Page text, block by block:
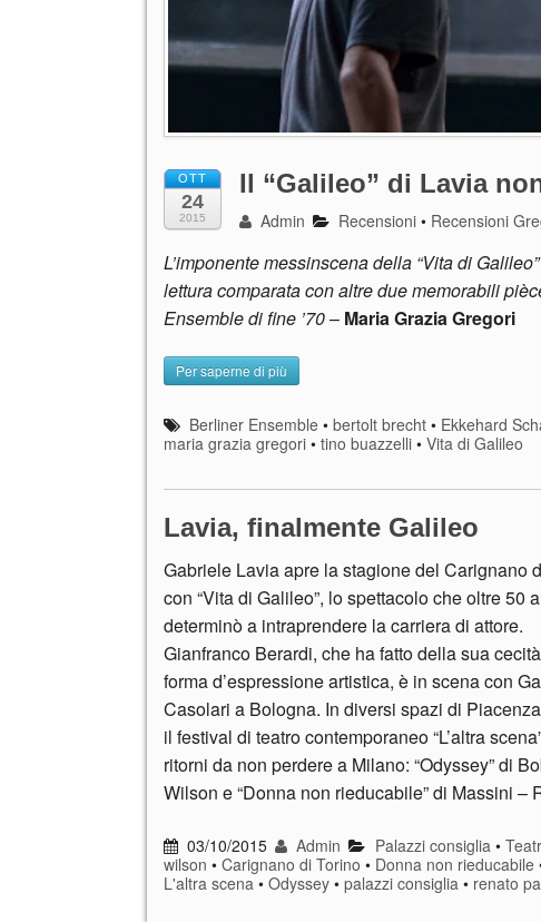
OTT
24
2015
Il “Galileo” di Lavia
Admin Recensioni • Recensioni
L’imponente messinscena della “Vita di
lettura comparata con altre due memorabili
Ensemble di fine ’70– Maria Grazia Gregori
Per saperne di più
Berliner Ensemble •bertolt brecht • Ekkehard
maria grazia gregori • tino buazzelli • Vita di Galileo
Lavia, finalmente Galileo
Gabriele Lavia apre la stagione del Carignano
con “Vita di Galileo”, lo spettacolo che oltre 50
determinò a intraprendere la carriera di attore.
Gianfranco Berardi, che ha fatto della sua
forma d’espressione artistica, è in scena con
Casolari a Bologna. In diversi spazi di
il festival di teatro contemporaneo “L’altra
ritorni da non perdere a Milano: “Odyssey” di
Wilson e “Donna non rieducabile” di Massini –
03/10/2015 Admin Palazzi consiglia •
wilson • Carignano di Torino • Donna non rieducabile
L'altra scena • Odyssey • palazzi consiglia • renato